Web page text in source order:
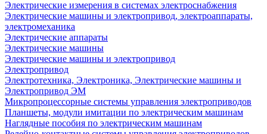
Электрические измерения в системах электроснабжения
Электрические машины и электропривод, электроаппараты,
электромеханика
Электрические аппараты
Электрические машины
Электрические машины и электропривод
Электропривод
Электротехника, Электроника, Электрические машины и
Электропривод ЭМ
Микропроцессорные системы управления электроприводов
Планшеты, модули имитации по электрическим машинам
Наглядные пособия по электрическим машинам